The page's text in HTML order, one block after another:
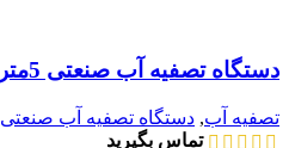
دستگاه تصفیه آب صنعتی 5مترمکعب
تصفیه آب, دستگاه تصفیه آب صنعتی
تماس بگیرید